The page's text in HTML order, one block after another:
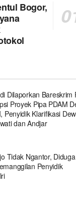
Bogor,
Dilaporkan Bareskrim
Proyek Pipa PDAM
Penyidik Klarifikasi
dan Andjar
Tidak Ngantor, Diduga
Penyidik